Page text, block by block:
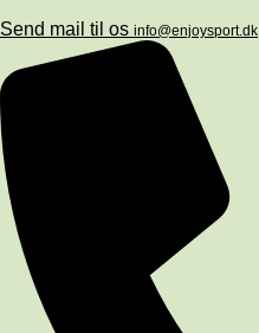
Send mail til os info@enjoysport.dk